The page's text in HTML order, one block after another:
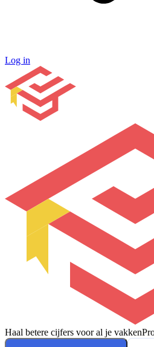
Log in
Haal betere cijfers voor al je vakken